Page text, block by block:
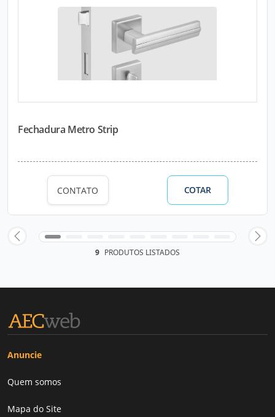
Fechadura Metro Strip
CONTATO COTAR
9 PRODUTOS LISTADOS
Anuncie
Quem somos
Mapa do Site